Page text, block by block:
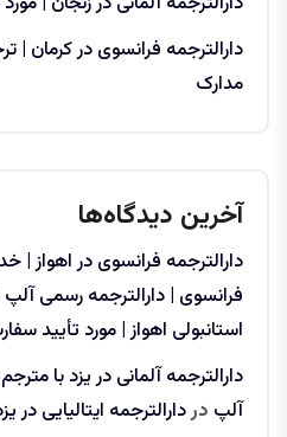
دارالترجمه فرانسوی در کرمان
مدارک
آخرین دیدگاه‌ها
دارالترجمه فرانسوی در اهواز
فرانسوی | دارالترجمه رسمی آلپ
استانبولی اهواز | مورد تأیید
دارالترجمه آلمانی در یزد با
آلپ دردارالترجمه ایتالیایی در